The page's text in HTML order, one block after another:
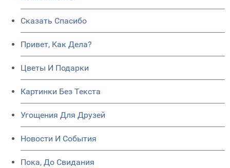
Сказать Спасибо
Привет, Как Дела?
Цветы И Подарки
Картинки Без Текста
Угощения Для Друзей
Новости И События
Пока, До Свидания